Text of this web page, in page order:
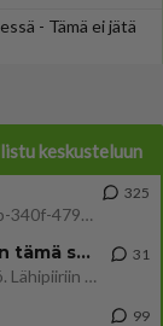
- Tämä ei jätä
keskusteluun
https://www.iltalehti.fi/viihdeuutiset/a/c46da6ab-340f-4790-aaa7-0865eed2336 Yrityksen konkurssihakemus on tullut kärä
325
Tiesitkö? Martina Aitolehden isäpuoli on tämä suosittu laulaja
Martina Aitolehti on seurattu julkisuuden henkilö. Lähipiiriin mahtuu muitakin tunnettuja henkilöitä. Tiesitkö, että Ma
31
99